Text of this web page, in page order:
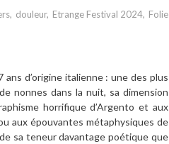
, douleur, Etrange Festival 2024, Folie
d’origine italienne : une des plus
nonnes dans la nuit, sa dimension
horrifique d’Argento et aux
aux épouvantes métaphysiques de
sa teneur davantage poétique que